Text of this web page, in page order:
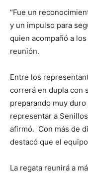
“Fue un
y un impulso para
quien acompañó a
reunión.
Entre los
correrá en dupla con
preparando muy
representar a
afirmó. Con más de
destacó que el
La regata reunirá a